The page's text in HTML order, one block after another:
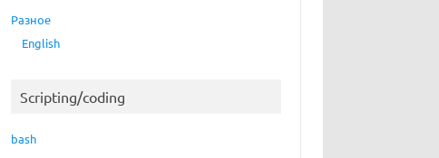
Разное
English
Scripting/coding
bash